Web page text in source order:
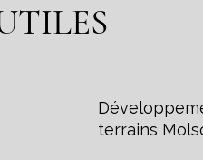
terrains